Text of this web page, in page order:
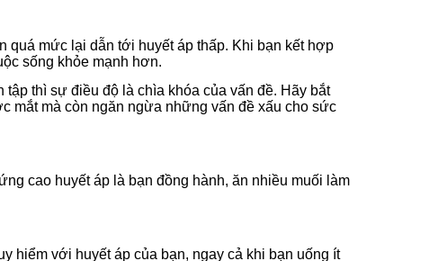
quá mức lại dẫn tới huyết áp thấp. Khi bạn kết hợp
sống khỏe mạnh hơn.
thì sự điều độ là chìa khóa của vấn đề. Hãy bắt
mắt mà còn ngăn ngừa những vấn đề xấu cho sức
cao huyết áp là bạn đồng hành, ăn nhiều muối làm
hiểm với huyết áp của bạn, ngay cả khi bạn uống ít